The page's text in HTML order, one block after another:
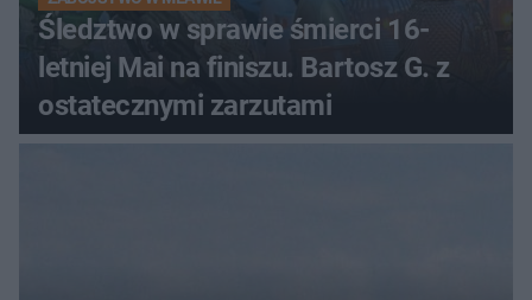
Śledztwo w sprawie śmierci 16-
letniej Mai na finiszu. Bartosz G. z
ostatecznymi zarzutami